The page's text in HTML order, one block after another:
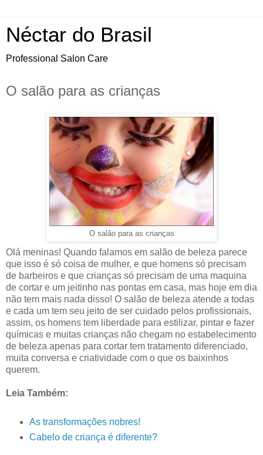
Néctar do Brasil
Professional Salon Care
O salão para as crianças
O salão para as crianças
Olá meninas! Quando falamos em salão de beleza parece
que isso é só coisa de mulher, e que homens só precisam
de barbeiros e que crianças só precisam de uma maquina
de cortar e um jeitinho nas pontas em casa, mas hoje em dia
não tem mais nada disso! O salão de beleza atende a todas
e cada um tem seu jeito de ser cuidado pelos profissionais,
assim, os homens tem liberdade para estilizar, pintar e fazer
químicas e muitas crianças não chegam no estabelecimento
de beleza apenas para cortar tem tratamento diferenciado,
muita conversa e criatividade com o que os baixinhos
querem.
Leia Também:
As transformações nobres!
Cabelo de criança é diferente?